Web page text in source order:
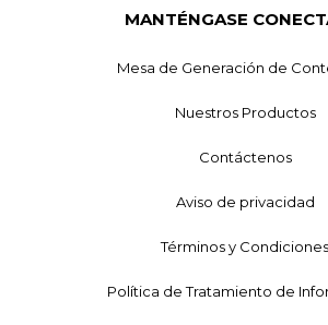
MANTÉNGASE
Mesa de Generación de
Nuestros Productos
Contáctenos
Aviso de privacidad
Términos y Condiciones
Política de Tratamiento de